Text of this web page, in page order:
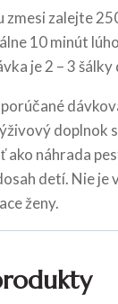
zmesi zalejte
10 minút
je 2 – 3 šálky
doplnok
ako náhrada
detí. Nie je
ženy.